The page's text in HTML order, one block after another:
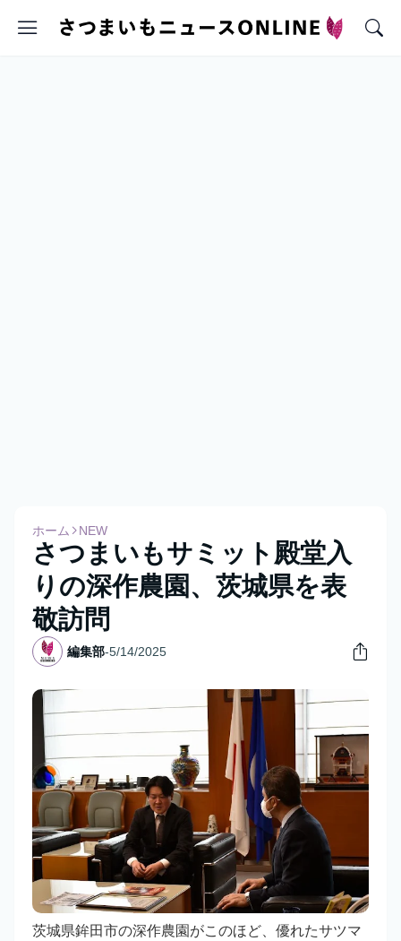
ホーム NEW
さつまいもサミット殿堂入
りの深作農園、茨城県を表
敬訪問
編集部-5/14/2025
茨城県鉾田市の深作農園がこのほど、優れたサツマ